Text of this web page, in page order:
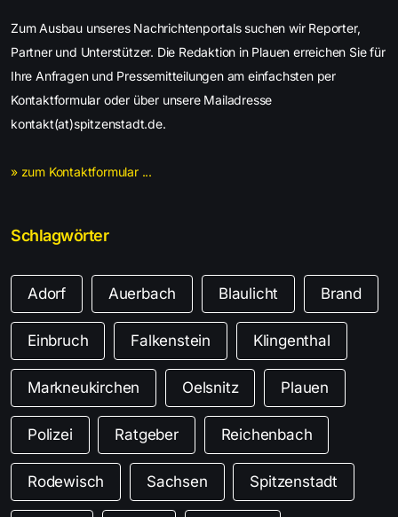
Zum Ausbau unseres Nachrichtenportals suchen wir Reporter,
Partner und Unterstützer. Die Redaktion in Plauen erreichen Sie für
Ihre Anfragen und Pressemitteilungen am einfachsten per
Kontaktformular oder über unsere Mailadresse
kontakt(at)spitzenstadt.de.
» zum Kontaktformular ...
Schlagwörter
Adorf Auerbach Blaulicht Brand
Einbruch Falkenstein Klingenthal
Markneukirchen Oelsnitz Plauen
Polizei Ratgeber Reichenbach
Rodewisch Sachsen Spitzenstadt